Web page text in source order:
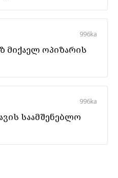
996ka
მიქაელ ოპიზარის
996ka
საამშენებლო